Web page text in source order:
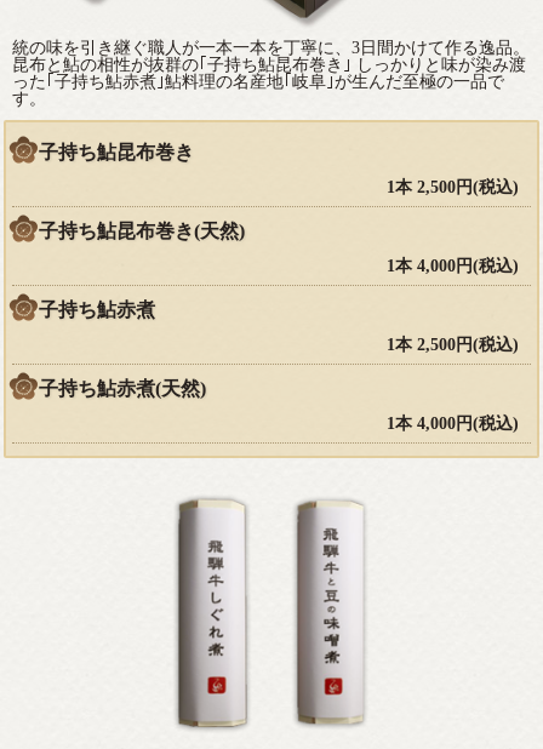
統の味を引き継ぐ職人が一本一本を丁寧に、3日間かけて作る逸品。
昆布と鮎の相性が抜群の｢子持ち鮎昆布巻き｣ しっかりと味が染み渡
った｢子持ち鮎赤煮｣鮎料理の名産地｢岐阜｣が生んだ至極の一品で
す。
子持ち鮎昆布巻き
1本 2,500円(税込)
子持ち鮎昆布巻き(天然)
1本 4,000円(税込)
子持ち鮎赤煮
1本 2,500円(税込)
子持ち鮎赤煮(天然)
1本 4,000円(税込)